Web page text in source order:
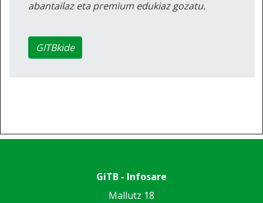
abantailaz eta premium edukiaz gozatu.
GITBkide
GiTB - Infosare
Mallutz 18